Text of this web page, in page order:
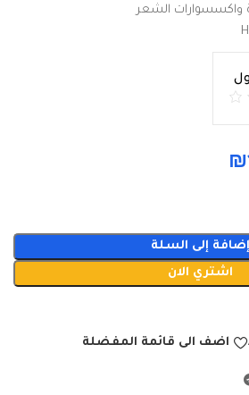
واكسسوارات الشعر
₪
إضافة إلى السلة
اشتري الان
اضف الى قائمة المفضلة